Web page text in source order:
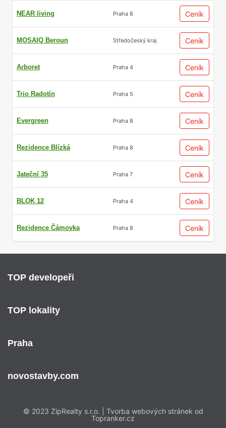
NEAR living Praha 8 Ceník
MOSAIQ Beroun Středočeský kraj Ceník
Arboret Praha 4 Ceník
Trio Radotín Praha 5 Ceník
Evergreen Praha 8 Ceník
Rezidence Blízká Praha 8 Ceník
Jateční 35 Praha 7 Ceník
BLOK 12 Praha 4 Ceník
Rezidence Čámovka Praha 8 Ceník
TOP developeři
TOP lokality
Praha
novostavby.com
© 2023 ZipRealty s.r.o. | Tvorba webových stránek od
Topranker.cz